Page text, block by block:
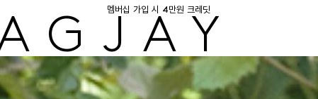
멤버십 가입 시 4만원 크레딧